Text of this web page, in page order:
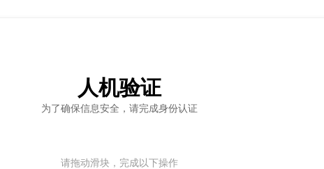
人机验证
为了确保信息安全，请完成身份认证
请拖动滑块，完成以下操作